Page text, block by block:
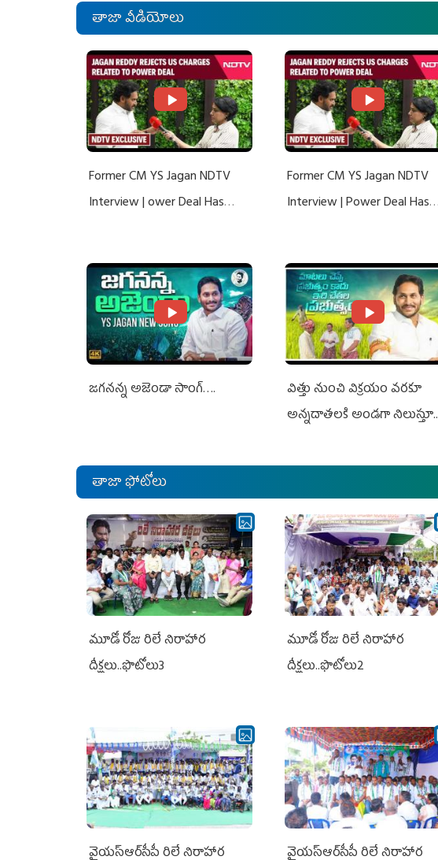
తాజా వీడియోలు
Former CM YS Jagan NDTV
Interview | ower Deal Has
Former CM YS Jagan NDTV
Interview | Power Deal Has
జగనన్న అజెండా సాంగ్….
విత్తు నుంచి విక్రయం వరకూ
అన్నదాతలకి అండగా నిలుస్తూ..
తాజా ఫోటోలు
మూడో రోజు రిలే నిరాహార
దీక్షలు..ఫొటోలు3
మూడో రోజు రిలే నిరాహార
దీక్షలు..ఫొటోలు2
వైయ‌స్ఆర్‌సీపీ రిలే నిరాహార వైయ‌స్ఆర్‌సీపీ రిలే నిరాహార